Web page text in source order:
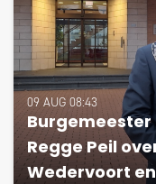
09 AUG 08:43
Burgemeester
Regge Peil
Wedervoort